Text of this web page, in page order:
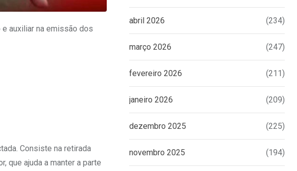
auxiliar na emissão dos
Consiste na retirada
que ajuda a manter a parte
abril 2026 (234)
março 2026 (247)
fevereiro 2026 (211)
janeiro 2026 (209)
dezembro 2025 (225)
novembro 2025 (194)